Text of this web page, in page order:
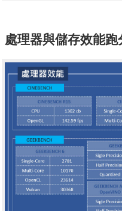
處理器與儲存效能跑